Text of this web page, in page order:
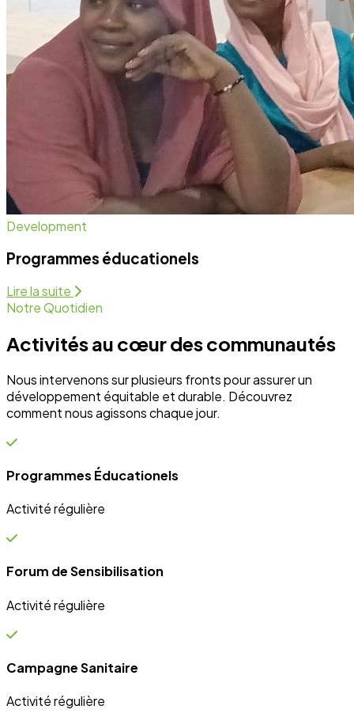
Notre Quotidien
Activités au cœur des communautés
Nous intervenons sur plusieurs fronts pour assurer un
développement équitable et durable. Découvrez
comment nous agissons chaque jour.
Programmes Éducationels
Activité régulière
Activité régulière
Activité régulière
Ateliers communautaires
Activité régulière